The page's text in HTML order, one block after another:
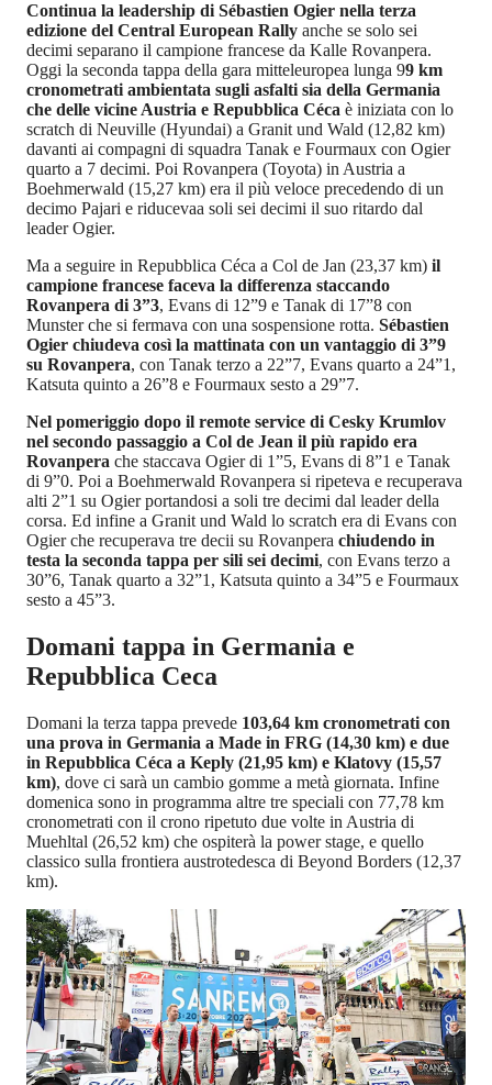
Continua la leadership di Sébastien Ogier nella terza
edizione del Central European Rally anche se solo sei
decimi separano il campione francese da Kalle Rovanpera.
Oggi la seconda tappa della gara mitteleuropea lunga 99 km
cronometrati ambientata sugli asfalti sia della Germania
che delle vicine Austria e Repubblica Céca è iniziata con lo
scratch di Neuville (Hyundai) a Granit und Wald (12,82 km)
davanti ai compagni di squadra Tanak e Fourmaux con Ogier
quarto a 7 decimi. Poi Rovanpera (Toyota) in Austria a
Boehmerwald (15,27 km) era il più veloce precedendo di un
decimo Pajari e riducevaa soli sei decimi il suo ritardo dal
leader Ogier.
Ma a seguire in Repubblica Céca a Col de Jan (23,37 km) il
campione francese faceva la differenza staccando
Rovanpera di 3”3, Evans di 12”9 e Tanak di 17”8 con
Munster che si fermava con una sospensione rotta. Sébastien
Ogier chiudeva così la mattinata con un vantaggio di 3”9
su Rovanpera, con Tanak terzo a 22”7, Evans quarto a 24”1,
Katsuta quinto a 26”8 e Fourmaux sesto a 29”7.
Nel pomeriggio dopo il remote service di Cesky Krumlov
nel secondo passaggio a Col de Jean il più rapido era
Rovanpera che staccava Ogier di 1”5, Evans di 8”1 e Tanak
di 9”0. Poi a Boehmerwald Rovanpera si ripeteva e recuperava
alti 2”1 su Ogier portandosi a soli tre decimi dal leader della
corsa. Ed infine a Granit und Wald lo scratch era di Evans con
Ogier che recuperava tre decii su Rovanpera chiudendo in
testa la seconda tappa per sili sei decimi, con Evans terzo a
30”6, Tanak quarto a 32”1, Katsuta quinto a 34”5 e Fourmaux
sesto a 45”3.
Domani tappa in Germania e
Repubblica Ceca
Domani la terza tappa prevede 103,64 km cronometrati con
una prova in Germania a Made in FRG (14,30 km) e due
in Repubblica Céca a Keply (21,95 km) e Klatovy (15,57
km), dove ci sarà un cambio gomme a metà giornata. Infine
domenica sono in programma altre tre speciali con 77,78 km
cronometrati con il crono ripetuto due volte in Austria di
Muehltal (26,52 km) che ospiterà la power stage, e quello
classico sulla frontiera austrotedesca di Beyond Borders (12,37
km).